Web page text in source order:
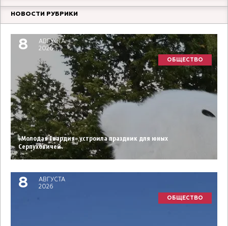
НОВОСТИ РУБРИКИ
8
АВГУСТА
2026
ОБЩЕСТВО
«Молодая Гвардия» устроила праздник для юных
Серпуховичей.
8
АВГУСТА
2026
ОБЩЕСТВО